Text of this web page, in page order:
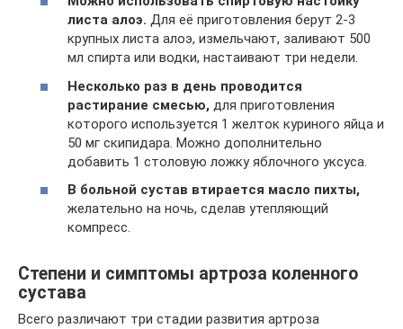
листа алоэ. Для её приготовления берут 2-3
крупных листа алоэ, измельчают, заливают 500
мл спирта или водки, настаивают три недели.
Несколько раз в день проводится
растирание смесью, для приготовления
которого используется 1 желток куриного яйца и
50 мг скипидара. Можно дополнительно
добавить 1 столовую ложку яблочного уксуса.
В больной сустав втирается масло пихты,
желательно на ночь, сделав утепляющий
компресс.
Степени и симптомы артроза коленного
сустава
Всего различают три стадии развития артроза